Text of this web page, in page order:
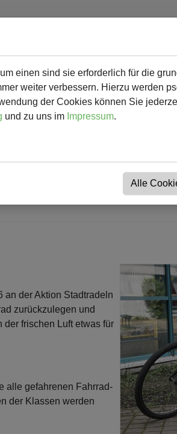
an der Aktion Stadtradeln
zurückzulegen und
frischen Luft etwas für
alle gefahrenen Fahrrad-
der Klassen werden
einen sind sie erforderlich für die
weiter verbessern. Hierzu werden
der Cookies können Sie
und zu uns im Impressum.
Alle